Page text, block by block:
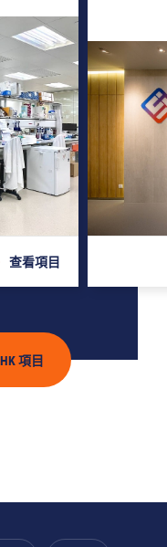
域的
上站
查看項目
項目